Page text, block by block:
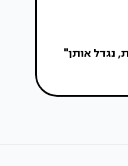
נגדל אותן"